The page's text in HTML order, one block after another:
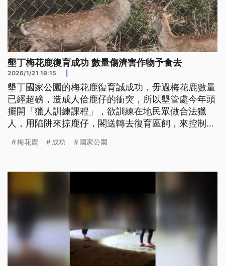
墾丁梅花鹿復育成功 數量傷濟害作物予食去
2026/1/21 19:15
墾丁國家公園的梅花鹿復育誠成功，毋過梅花鹿數量
已經超磅，造成人佮鹿仔的衝突，所以墾管處今年頭
擺開「獵人訓練課程」，欲訓練在地民眾做合法獵
人，用陷阱來掠鹿仔，閣送轉去復育區飼，來控制梅
梅花鹿 成功 國家公園